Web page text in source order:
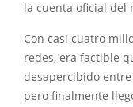
la cuenta oficial del
Con casi cuatro
redes, era factible
desapercibido
pero finalmente